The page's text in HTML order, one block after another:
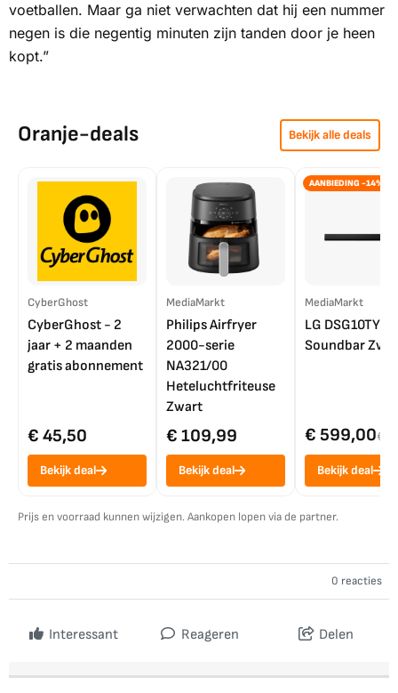
voetballen. Maar ga niet verwachten dat hij een nummer
negen is die negentig minuten zijn tanden door je heen
kopt.”
Oranje-deals Bekijk alle deals
CyberGhost
CyberGhost - 2
jaar + 2 maanden
gratis abonnement
€ 45,50
Bekijk deal
MediaMarkt
Philips Airfryer
2000-serie
NA321/00
Heteluchtfriteuse
Zwart
€ 109,99
Bekijk deal
AANBIEDING -14%
MediaMarkt
LG DSG10TY
Soundbar
€ 599,00€
Bekijk deal
Prijs en voorraad kunnen wijzigen. Aankopen lopen via de partner.
0 reacties
Interessant Reageren Delen